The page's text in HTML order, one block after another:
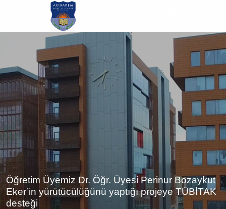
atla
Öğretim Üyemiz Dr. Öğr. Üyesi Perinur Bozaykut
Eker’in yürütücülüğünü yaptığı projeye TÜBİTAK
desteği